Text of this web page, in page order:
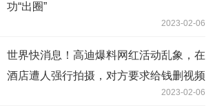
功“出圈”
2023-02-06
世界快消息！高迪爆料网红活动乱象，在
酒店遭人强行拍摄，对方要求给钱删视频
2023-02-06